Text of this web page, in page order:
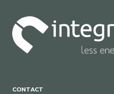
CONTACT